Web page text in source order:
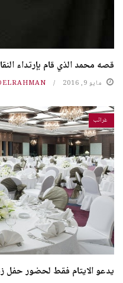
قصه محمد الذي قام بإرتداء
مايو 9, 2016
غرائب
يدعو الايتام فقط لحضور حفل